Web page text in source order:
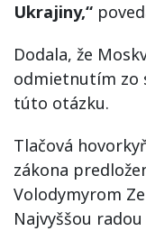
Ukrajiny,“
Dodala, že
odmietnutím zo
túto otázku.
Tlačová
zákona
Volodymyrom
Najvyššou